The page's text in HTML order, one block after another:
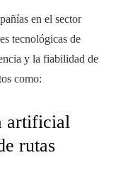
en el sector
tecnológicas de
y la fiabilidad de
como:
artificial
rutas